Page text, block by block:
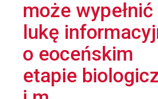
może wypełnić
lukę
o eoceńskim
etapie